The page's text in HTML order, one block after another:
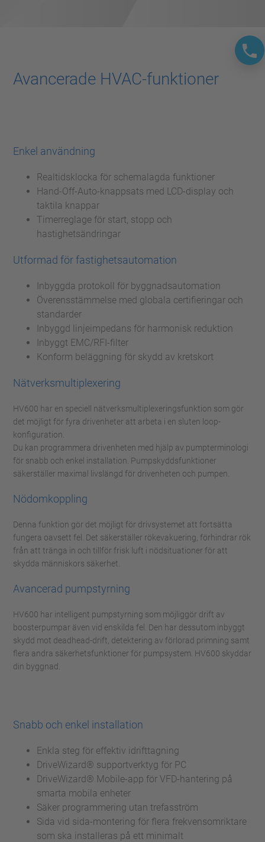
Avancerade HVAC-funktioner
Enkel användning
Realtidsklocka för schemalagda funktioner
Hand-Off-Auto-knappsats med LCD-display och
taktila knappar
Timerreglage för start, stopp och
hastighetsändringar
Utformad för fastighetsautomation
Inbyggda protokoll för byggnadsautomation
Överensstämmelse med globala certifieringar och
standarder
Inbyggd linjeimpedans för harmonisk reduktion
Inbyggt EMC/RFI-filter
Konform beläggning för skydd av kretskort
Nätverksmultiplexering
HV600 har en speciell nätverksmultiplexeringsfunktion som gör
det möjligt för fyra drivenheter att arbeta i en sluten loop-
konfiguration.
Du kan programmera drivenheten med hjälp av pumpterminologi
för snabb och enkel installation. Pumpskyddsfunktioner
säkerställer maximal livslängd för drivenheten och pumpen.
Nödomkoppling
Denna funktion gör det möjligt för drivsystemet att fortsätta
fungera oavsett fel. Det säkerställer rökevakuering, förhindrar rök
från att tränga in och tillför frisk luft i nödsituationer för att
skydda människors säkerhet.
Avancerad pumpstyrning
HV600 har intelligent pumpstyrning som möjliggör drift av
booster­pumpar även vid enskilda fel. Den har dessutom inbyggt
skydd mot deadhead-drift, detektering av förlorad primning samt
flera andra säkerhetsfunktioner för pump­system. HV600 skyddar
din byggnad.
Snabb och enkel installation
Enkla steg för effektiv idrifttagning
DriveWizard® supportverktyg för PC
DriveWizard® Mobile-app för VFD-hantering på
smarta mobila enheter
Säker programmering utan trefasström
Sida vid sida-montering för flera frekvensomriktare
som ska installeras på ett minimalt